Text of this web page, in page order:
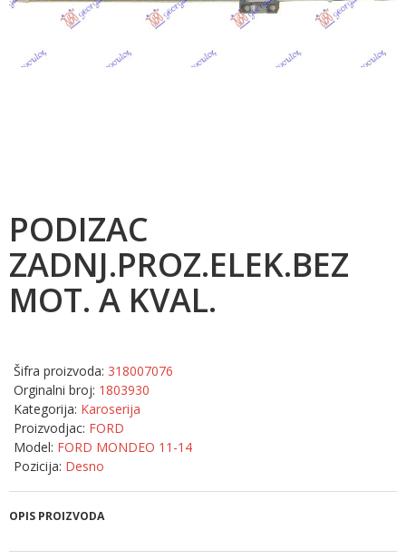
PODIZAC
ZADNJ.PROZ.ELEK.BEZ
MOT. A KVAL.
Šifra proizvoda: 318007076
Orginalni broj: 1803930
Kategorija: Karoserija
Proizvodjac: FORD
Model: FORD MONDEO 11-14
Pozicija: Desno
OPIS PROIZVODA